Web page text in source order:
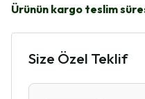
Ürünün kargo teslim
Size Özel Teklif